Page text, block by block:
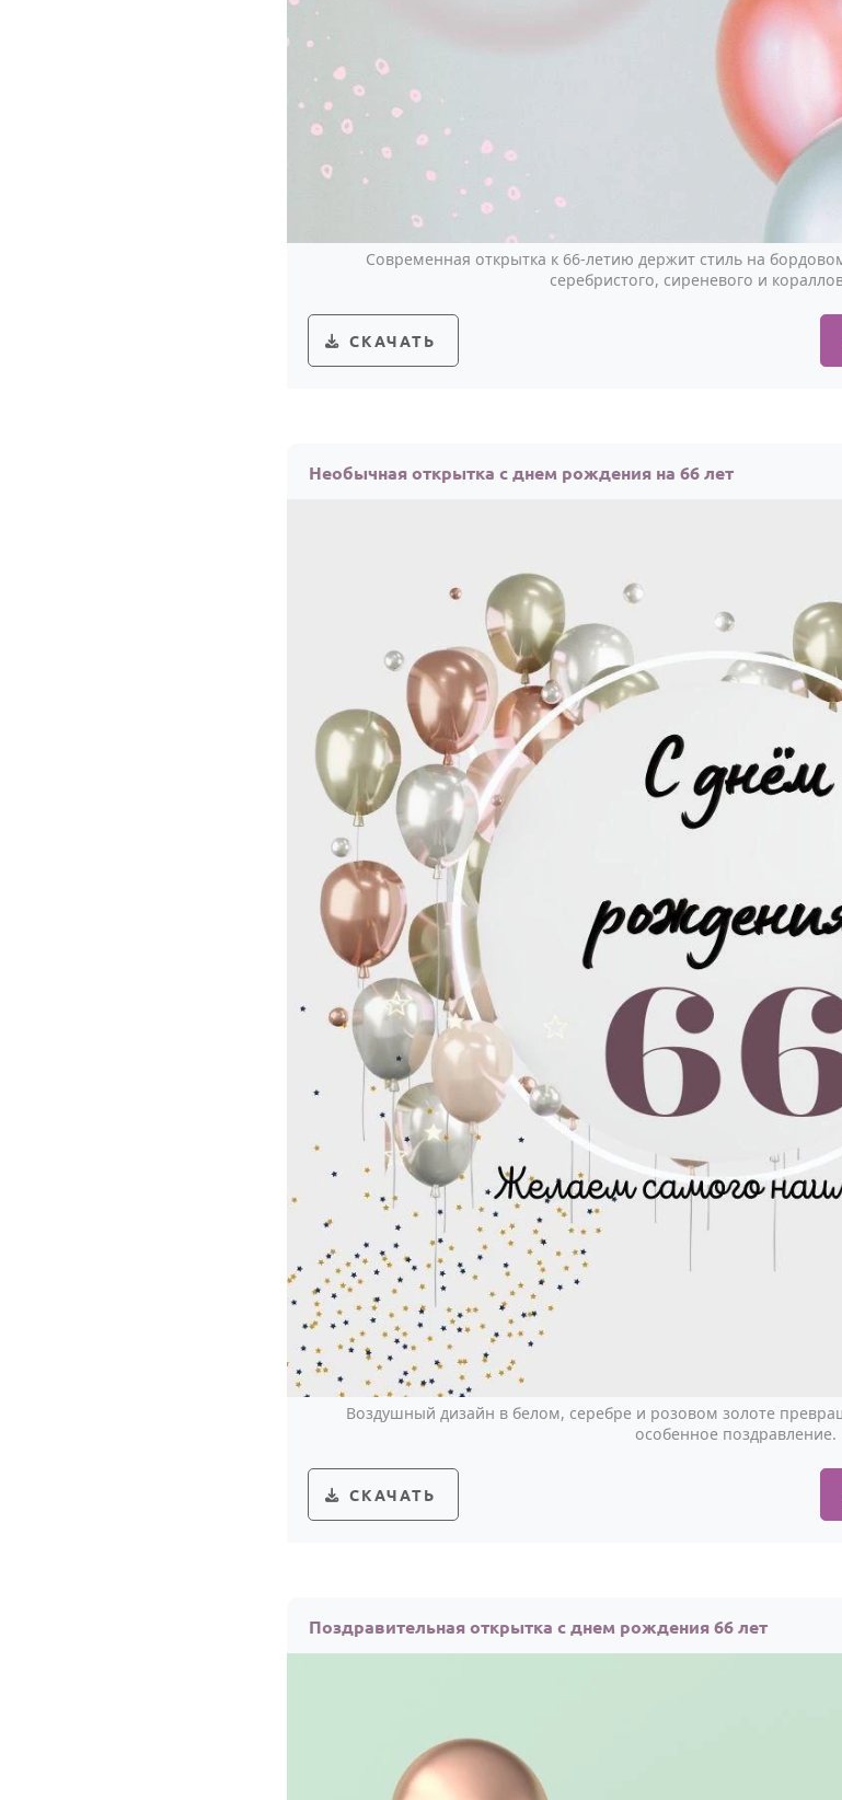
Современная открытка к 66-летию держит стиль на
серебристого, сиреневого и
СКАЧАТЬ
Необычная открытка с днем рождения на 66 лет
Воздушный дизайн в белом, серебре и розовом золоте
особенное поздравление.
СКАЧАТЬ
Поздравительная открытка с днем рождения 66 лет